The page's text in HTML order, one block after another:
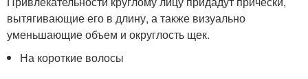
вытягивающие его в длину, а также визуально
уменьшающие объем и округлость щек.
На короткие волосы